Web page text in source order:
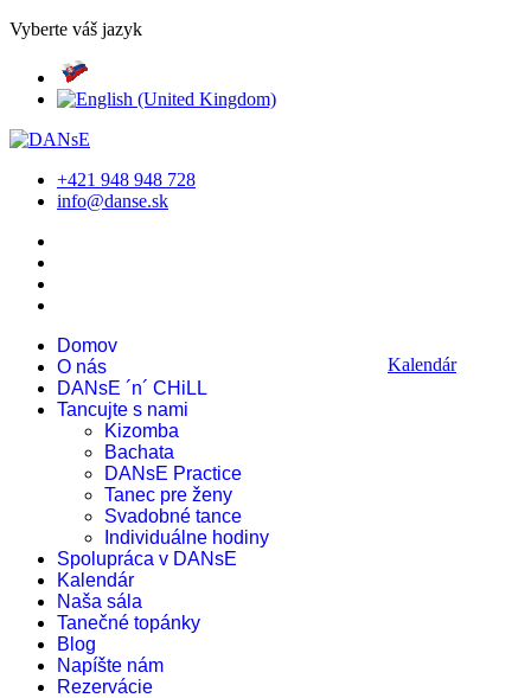
Vyberte váš jazyk
+421 948 948 728
info@danse.sk
Domov
O nás
DANsE ´n´ CHiLL
Tancujte s nami
Kizomba
Bachata
DANsE Practice
Tanec pre ženy
Svadobné tance
Individuálne hodiny
Spolupráca v DANsE
Kalendár
Naša sála
Tanečné topánky
Blog
Napíšte nám
Rezervácie
Kalendár